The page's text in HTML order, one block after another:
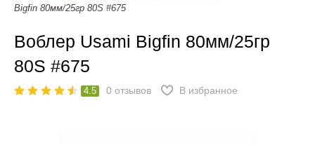
Bigfin 80мм/25гр 80S #675
Воблер Usami Bigfin 80мм/25гр
80S #675
4.5 0 отзывов В избранное